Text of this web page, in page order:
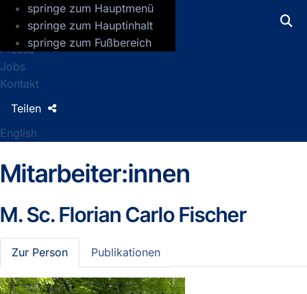
springe zum Hauptmenü
springe zum Hauptinhalt
springe zum Fußbereich
GFZ Helmholtz-Zentrum für
Presse
Jobs
Kontakt
English
Teilen
Mitarbeiter:innen
M. Sc.Florian Carlo Fischer
Zur Person Publikationen